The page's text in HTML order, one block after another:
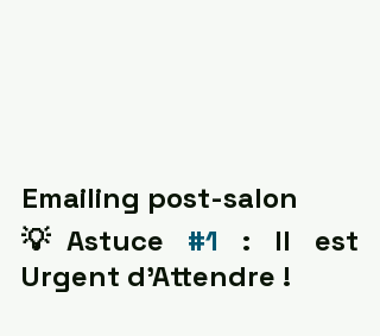
Emailing post-salon
💡Astuce #1 : Il est
Urgent d’Attendre !